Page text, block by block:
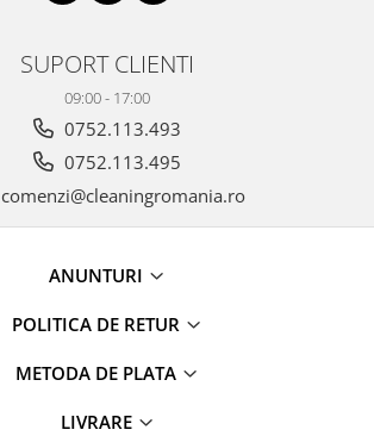
SUPORT CLIENTI
09:00 - 17:00
0752.113.493
0752.113.495
comenzi@cleaningromania.ro
ANUNTURI
POLITICA DE RETUR
METODA DE PLATA
LIVRARE